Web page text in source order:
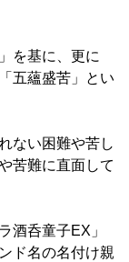
を基に、更に
五蘊盛苦」とい
ない困難や苦し
苦難に直面して
酒呑童子EX」
ド名の名付け親